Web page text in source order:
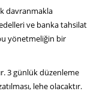
davranmakla
ve banka tahsilat
bu yönetmeliğin bir
3 günlük düzenleme
lehe olacaktır.